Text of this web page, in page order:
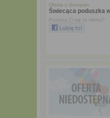
Oferta z Groupon
Świecąca poduszka
Podoba Ci się ta oferta?